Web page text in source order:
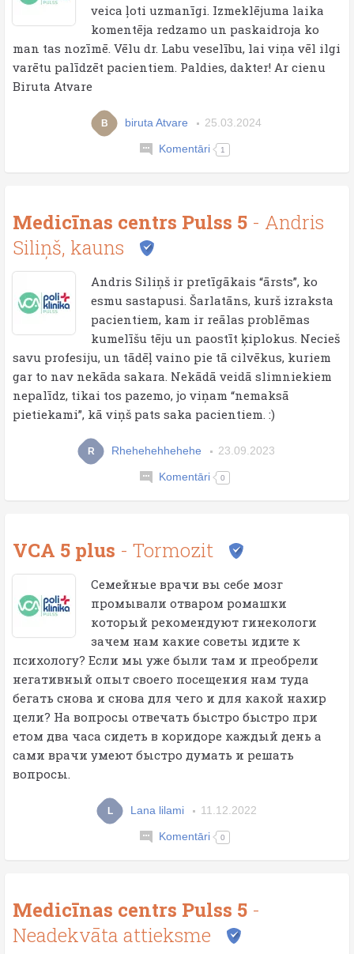
veica ļoti uzmanīgi. Izmeklējuma laika
komentēja redzamo un paskaidroja ko
man tas nozīmē. Vēlu dr. Labu veselību, lai viņa vēl ilgi
varētu palīdzēt pacientiem. Paldies, dakter! Ar cienu
Biruta Atvare
B biruta Atvare 25.03.2024
Komentāri 1
Medicīnas centrs Pulss 5 - Andris
Siliņš, kauns
Andris Siliņš ir pretīgākais “ārsts”, ko
esmu sastapusi. Šarlatāns, kurš izraksta
pacientiem, kam ir reālas problēmas
kumelīšu tēju un paostīt ķiplokus. Necieš
savu profesiju, un tādēļ vaino pie tā cilvēkus, kuriem
gar to nav nekāda sakara. Nekādā veidā slimniekiem
nepalīdz, tikai tos pazemo, jo viņam “nemaksā
pietiekami”, kā viņš pats saka pacientiem. :)
R Rhehehehhehehe 23.09.2023
Komentāri 0
VCA 5 plus - Tormozit
Семейные врачи вы себе мозг
промывали отваром ромашки
который рекомендуют гинекологи
зачем нам какие советы идите к
психологу? Если мы уже были там и преобрели
негативный опыт своего посещения нам туда
бегать снова и снова для чего и для какой нахир
цели? На вопросы отвечать быстро быстро при
етом два часа сидеть в коридоре каждый день а
сами врачи умеют быстро думать и решать
вопросы.
L Lana lilami 11.12.2022
Komentāri 0
Medicīnas centrs Pulss 5 -
Neadekvāta attieksme